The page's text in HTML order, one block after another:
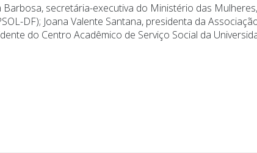
secretária-executiva do Ministério das
DF); Joana Valente Santana, presidenta da
do Centro Acadêmico de Serviço Social da